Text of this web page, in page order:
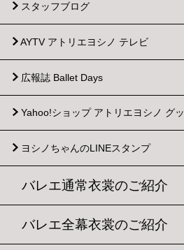
スタッフブログ
AYTV アトリエヨシノ テレビ
広報誌 Ballet Days
Yahoo!ショップ アトリエヨシノ グ
ヨシノちゃんのLINEスタンプ
バレエ通常衣裳のご紹介
バレエ全幕衣裳のご紹介